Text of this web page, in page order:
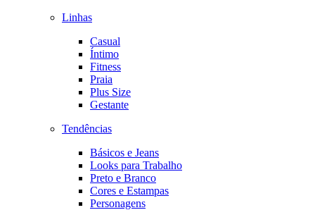
Linhas
Casual
Íntimo
Fitness
Praia
Plus Size
Gestante
Tendências
Básicos e Jeans
Looks para Trabalho
Preto e Branco
Cores e Estampas
Personagens